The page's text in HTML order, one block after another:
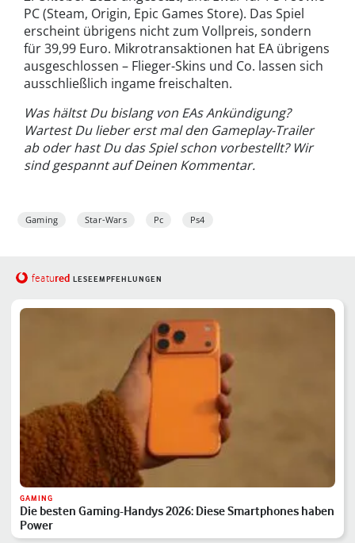
PC (Steam, Origin, Epic Games Store). Das Spiel
erscheint übrigens nicht zum Vollpreis, sondern
für 39,99 Euro. Mikrotransaktionen hat EA übrigens
ausgeschlossen – Flieger-Skins und Co. lassen sich
ausschließlich ingame freischalten.
Was hältst Du bislang von EAs Ankündigung?
Wartest Du lieber erst mal den Gameplay-Trailer
ab oder hast Du das Spiel schon vorbestellt? Wir
sind gespannt auf Deinen Kommentar.
Gaming Star-Wars Pc Ps4
featured LESEEMPFEHLUNGEN
GAMING
Die besten Gaming-Handys 2026: Diese Smartphones haben
Power